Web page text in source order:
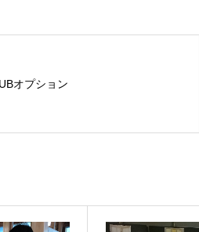
UBオプション